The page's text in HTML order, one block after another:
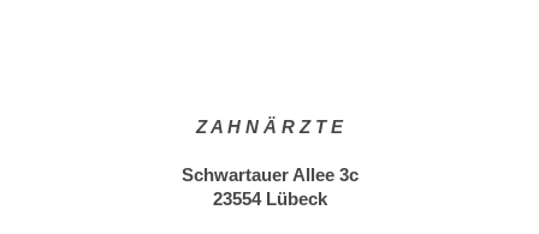
Z A H N Ä R Z T E
Schwartauer Allee 3c
23554 Lübeck